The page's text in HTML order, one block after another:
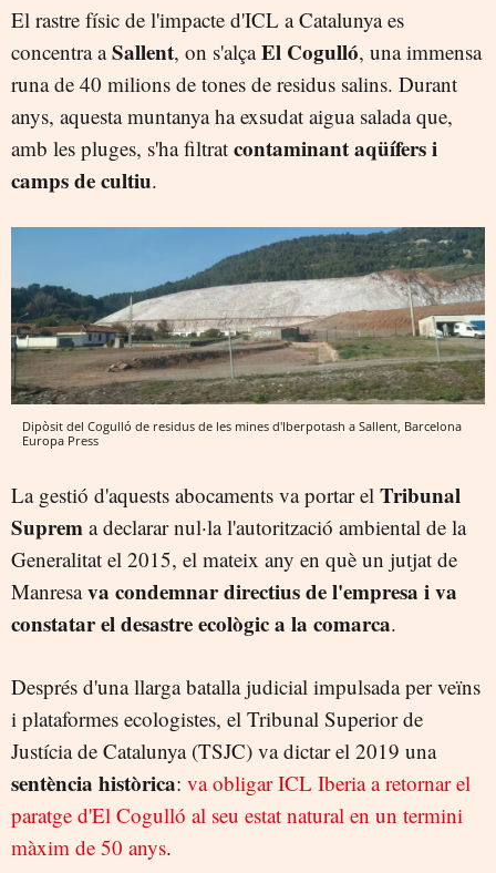
El rastre físic de l'impacte d'ICL a Catalunya es
concentra aSallent, on s'alçaEl Cogulló, una immensa
runa de 40 milions de tones de residus salins. Durant
anys, aquesta muntanya ha exsudat aigua salada que,
amb les pluges, s'ha filtrat contaminant aqüífers i
camps de cultiu.
Dipòsit del Cogulló de residus de les mines d'Iberpotash a Sallent, Barcelona
Europa Press
La gestió d'aquests abocaments va portar el Tribunal
Suprem a declarar nul·la l'autorització ambiental de la
Generalitat el 2015, el mateix any en què un jutjat de
Manresava condemnar directius de l'empresa i va
constatar el desastre ecològic a la comarca.
Després d'una llarga batalla judicial impulsada per veïns
i plataformes ecologistes, el Tribunal Superior de
Justícia de Catalunya (TSJC) va dictar el 2019 una
sentència històrica: va obligar ICL Iberia a retornar el
paratge d'El Cogulló al seu estat natural en un termini
màxim de 50 anys.